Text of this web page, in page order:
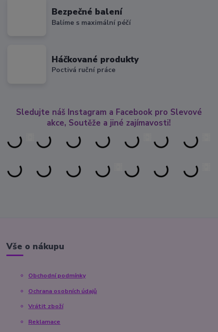
Bezpečné balení
Balíme s maximální péčí
Háčkované produkty
Poctivá ruční práce
Sledujte náš Instagram a Facebook pro Slevové
akce, Soutěže a jiné zajímavosti!
Vše o nákupu
Obchodní podmínky
Ochrana osobních údajů
Vrátit zboží
Reklamace